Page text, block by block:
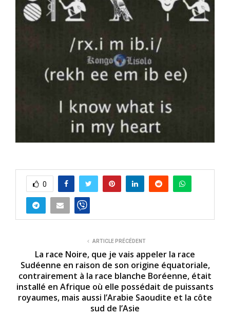
0
ARTICLE PRÉCÉDENT
La race Noire, que je vais appeler la race
Sudéenne en raison de son origine équatoriale,
contrairement à la race blanche Boréenne, était
installé en Afrique où elle possédait de puissants
royaumes, mais aussi l’Arabie Saoudite et la côte
sud de l’Asie